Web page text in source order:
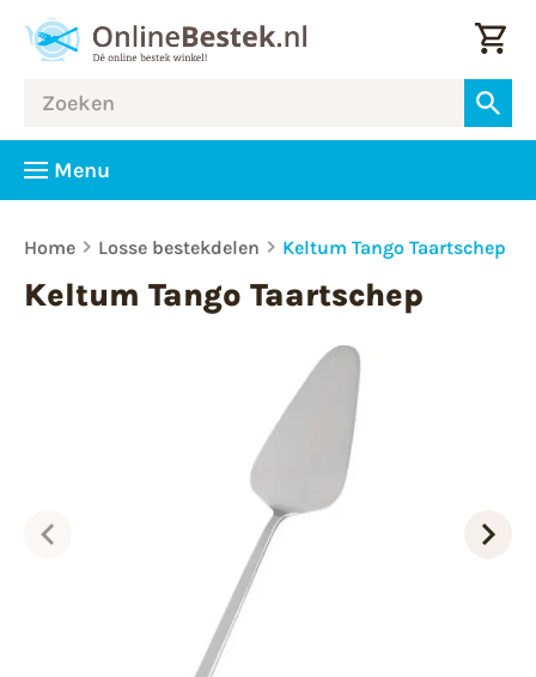
Menu
Home Losse bestekdelen Keltum Tango Taartschep
Keltum Tango Taartschep